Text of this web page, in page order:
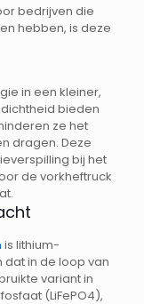
bedrijven die
hebben, is deze
in een kleiner,
bieden
ze het
dragen. Deze
bij het
de vorkheftruck
is lithium-
in de loop van
variant in
(LiFePO4),